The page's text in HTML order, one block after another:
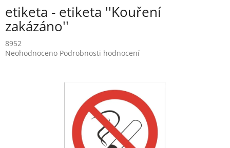
etiketa - etiketa ''Kouření
zakázáno''
8952
Průměrné
Neohodnoceno Podrobnosti hodnocení